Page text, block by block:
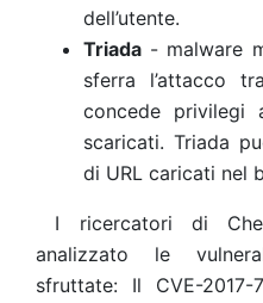
dell’utente.
Triada - malware
sferra l’attacco
concede privilegi
scaricati. Triada
di URL caricati nel
I ricercatori di
analizzato le
sfruttate: Il CVE-